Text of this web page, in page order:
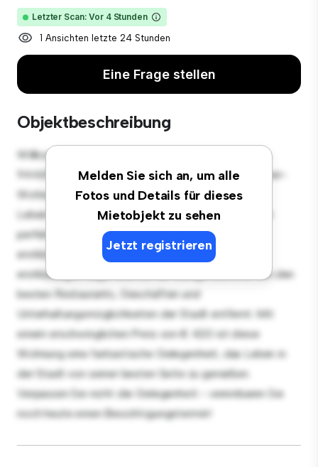
Letzter Scan: Vor 4 Stunden
1 Ansichten letzte 24 Stunden
Eine Frage stellen
Objektbeschreibung
Melden Sie sich an, um alle
Fotos und Details für dieses
Mietobjekt zu sehen
Jetzt registrieren
Willkommen in Ihrem neuen urbanen Rückzugsort in
94469, Deggendorf! Diese moderne 2 Schlafzimmer-
Wohnung bietet einen stilvollen und gemütlichen
Lebensraum. Die offene Raumaufteilung eignet sich
perfekt für Gäste, und die elegante Küche ist mit
erstklassigen Geräten ausgestattet. Dank der
erstklassigen Lage sind Sie nur wenige Schritte von den
besten Restaurants, Geschäften und
Unterhaltungsmöglichkeiten der Stadt entfernt. Mit
einem erschwinglichen Preis von € 420 ist diese
Wohnung eine fantastische Gelegenheit, das Leben in
der Stadt von seiner besten Seite zu genießen.
Verpassen Sie nicht die Gelegenheit - vereinbaren Sie
noch heute einen Besichtigungstermin!